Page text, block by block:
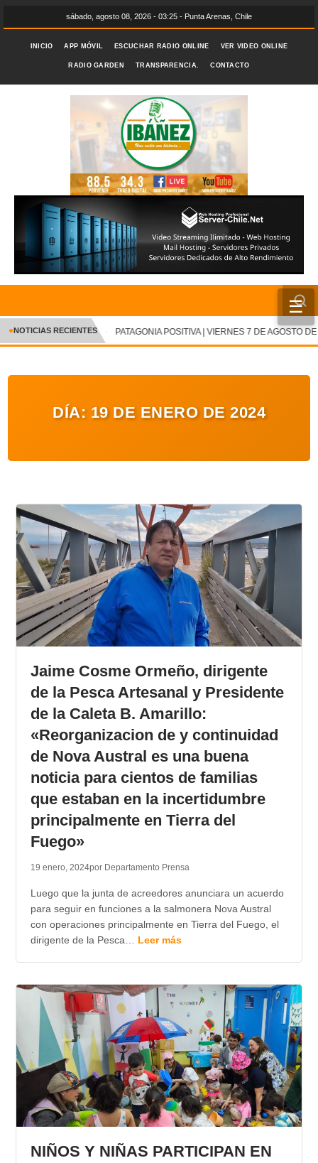
sábado, agosto 08, 2026 - 03:25 - Punta Arenas, Chile
INICIO APP MÓVIL ESCUCHAR RADIO ONLINE VER VIDEO ONLINE
RADIO GARDEN TRANSPARENCIA. CONTACTO
☰
INICIO
CRÓNICA
ENTRETENIMIENTO Y CULTURA
AUDIOS
VIDEOS
GALERIA DE FOTOS
APP MÓVIL
●NOTICIAS RECIENTES PATAGONIA POSITIVA | VIERNES 7 DE AGOSTO DE
DÍA: 19 DE ENERO DE 2024
Jaime Cosme Ormeño, dirigente
de la Pesca Artesanal y Presidente
de la Caleta B. Amarillo:
«Reorganizacion de y continuidad
de Nova Austral es una buena
noticia para cientos de familias
que estaban en la incertidumbre
principalmente en Tierra del
Fuego»
19 enero, 2024por Departamento Prensa
Luego que la junta de acreedores anunciara un acuerdo
para seguir en funciones a la salmonera Nova Austral
con operaciones principalmente en Tierra del Fuego, el
dirigente de la Pesca… Leer más
NIÑOS Y NIÑAS PARTICIPAN EN